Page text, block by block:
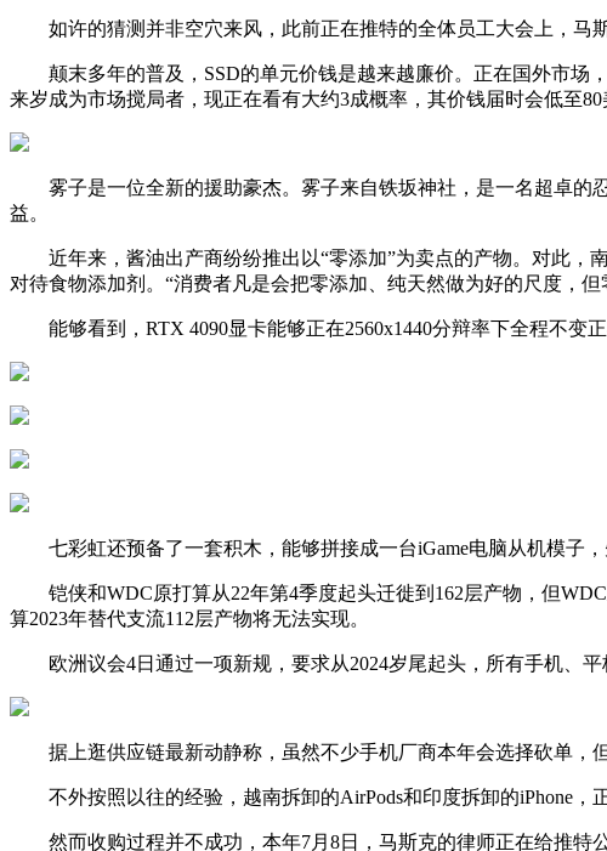
如许的猜测并非空穴来风，此前正在推特的全体员工大会上，马
颠末多年的普及，SSD的单元价钱是越来越廉价。正在国外市场，
来岁成为市场搅局者，现正在看有大约3成概率，其价钱届时会低至80
雾子是一位全新的援助豪杰。雾子来自铁坂神社，是一名超卓的
益。
近年来，酱油出产商纷纷推出以“零添加”为卖点的产物。对此，
对待食物添加剂。“消费者凡是会把零添加、纯天然做为好的尺度，
能够看到，RTX 4090显卡能够正在2560x1440分辩率下全程不变正
七彩虹还预备了一套积木，能够拼接成一台iGame电脑从机模子，
铠侠和WDC原打算从22年第4季度起头迁徙到162层产物，但
算2023年替代支流112层产物将无法实现。
欧洲议会4日通过一项新规，要求从2024岁尾起头，所有手机、平
据上逛供应链最新动静称，虽然不少手机厂商本年会选择砍单，但
不外按照以往的经验，越南拆卸的AirPods和印度拆卸的iPhone，
然而收购过程并不成功，本年7月8日，马斯克的律师正在给推特